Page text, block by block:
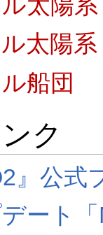
太陽系
船団
ク
』公
ート